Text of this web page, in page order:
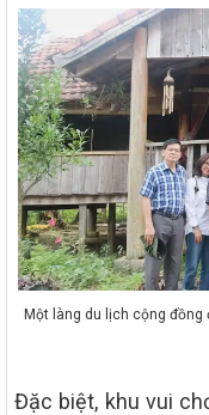
Một làng du lịch cộng
Đặc biệt, khu vui